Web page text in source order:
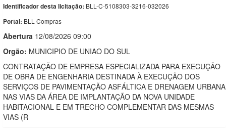
Identificador desta licitação: BLL-C-5108303-3216-032026
Portal: BLL Compras
Abertura 12/08/2026 09:00
Orgão: MUNICIPIO DE UNIAO DO SUL
CONTRATAÇÃO DE EMPRESA ESPECIALIZADA PARA EXECUÇÃO
DE OBRA DE ENGENHARIA DESTINADA À EXECUÇÃO DOS
SERVIÇOS DE PAVIMENTAÇÃO ASFÁLTICA E DRENAGEM URBANA
NAS VIAS DA ÁREA DE IMPLANTAÇÃO DA NOVA UNIDADE
HABITACIONAL E EM TRECHO COMPLEMENTAR DAS MESMAS
VIAS (R